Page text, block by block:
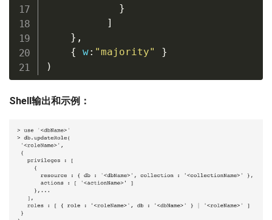
}
]
} ,
{ w: "majority"
}
)
Shell输出和示例：